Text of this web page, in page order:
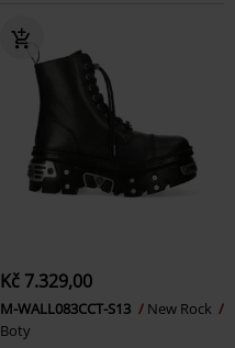
Kč 7.329,00
M-WALL083CCT-S13
New Rock
Boty